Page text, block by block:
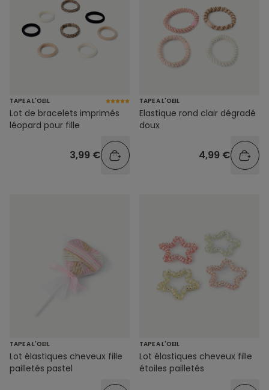
TAPE A L'OEIL
Lot de bracelets imprimés
léopard pour fille
3,99 €
TAPE A L'OEIL
Elastique rond clair dégradé
doux
4,99 €
TAPE A L'OEIL
Lot élastiques cheveux fille
pailletés pastel
TAPE A L'OEIL
Lot élastiques cheveux fille
étoiles pailletés